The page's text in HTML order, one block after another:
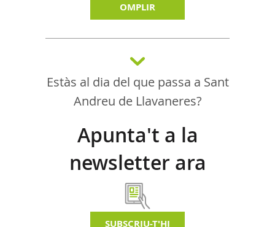
OMPLIR
Estàs al dia del que passa a Sant
Andreu de Llavaneres?
Apunta't a la
newsletter ara
SUBSCRIU-T'HI